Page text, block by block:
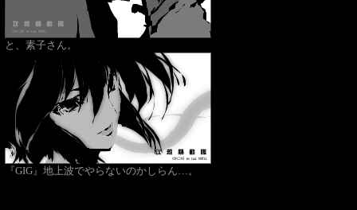
と、素子さん。
『GIG』地上波でやらないのかしらん…。